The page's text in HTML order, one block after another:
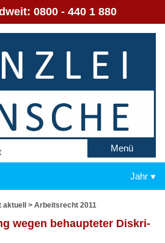
0800 - 440 1 880
Menü
Jahr
> Arbeitsrecht 2011
we­gen be­haup­te­ter Dis­kri­